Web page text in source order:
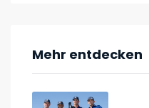
Mehr entdecken